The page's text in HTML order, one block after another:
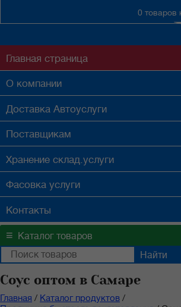
0 товаров
Главная страница
О компании
Доставка Автоуслуги
Поставщикам
Хранение склад.услуги
Фасовка услуги
Контакты
≡ Каталог товаров
Соус оптом в Самаре
Главная / Каталог продуктов /